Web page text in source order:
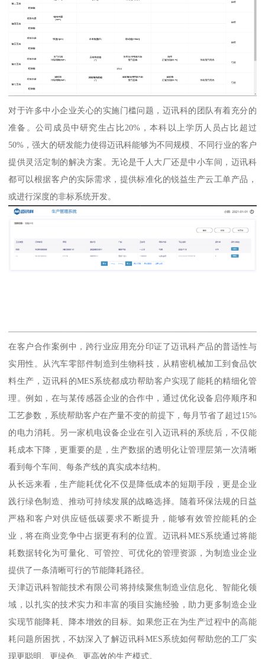
对于许多中小企业关心的实施门槛问题，迈讯科的团队有着充分的
准备。公司成员中研究生占比20%，本科以上学历人员占比超过
50%，强大的研发能力使得迈讯科能够为不同规模、不同行业的客户
提供灵活定制的解决方案。无论是千人大厂还是中小车间，迈讯科
都可以根据客户的实际需求，提供标准化的锐益生产云工单产品，
或进行深度的非标系统开发。
在客户合作案例中，跨行业应用充分印证了迈讯科产品的普适性与
实用性。从汽车零部件制造到生物科技，从精密机械加工到食品饮
料生产，迈讯科的MES系统都成功帮助客户实现了能耗的精细化管
理。例如，在与某传感器企业的合作中，通过优化设备启停顺序和
工艺参数，系统帮助客户在产量不变的前提下，每月节省了超过15%
的电力消耗。另一家机电设备企业在引入迈讯科的系统后，不仅能
耗成本下降，更重要的是，生产数据的透明化让管理层第一次清晰
看到每个车间、每条产线的真实成本结构。
从长远来看，生产能耗优化不仅是降低成本的短期手段，更是企业
践行绿色制造、推动可持续发展的战略选择。随着环保法规的日益
严格和客户对供应链低碳要求不断提升，能够有效管控能耗的企
业，将在商业竞争中占据更有利的位置。迈讯科MES系统通过将能
耗数据转化为可量化、可管控、可优化的管理资源，为制造业企业
提供了一条清晰可行的节能降耗路径。
天津迈讯科智能技术有限公司将持续聚焦制造业信息化、智能化领
域，以扎实的技术实力和丰富的项目实施经验，助力更多制造企业
实现节能降耗、降本增效的目标。如果您正在为生产过程中的高能
耗问题所困扰，不妨深入了解迈讯科MES系统如何帮助您的工厂实
现更聪明、更绿色、更高效的生产模式。